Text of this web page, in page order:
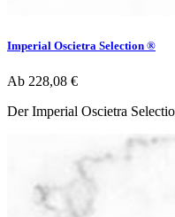
Imperial Oscietra Selection ®
Ab 228,08 €
Der Imperial Oscietra